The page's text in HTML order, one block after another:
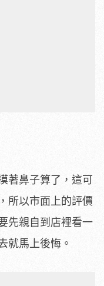
著鼻子算了，這可
所以市面上的評價
先親自到店裡看一
就馬上後悔。